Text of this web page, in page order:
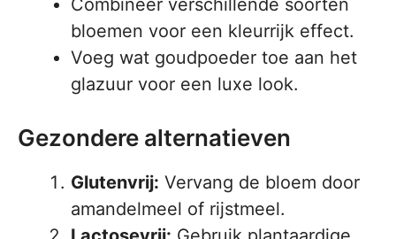
Combineer verschillende soorten
bloemen voor een kleurrijk effect.
Voeg wat goudpoeder toe aan het
glazuur voor een luxe look.
Gezondere alternatieven
Glutenvrij: Vervang de bloem door
amandelmeel of rijstmeel.